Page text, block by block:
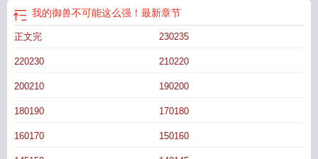
择考入农业大学。哪怕是最大众的异兽，只要被林雾契约就变异为山海经内记载
的强大怪物。大角牛变异为夔牛，吼声震天，叱咤风云，犁地能力直线飙升！长
耳犬摇身一变成为饕餮，吞噬天地，害虫全都嘎嘣脆~咩咩羊进化成白泽，逢凶化
拒，当康催生万物生生不息。林雾直呼：我的御兽不可能这么强！***接档文
赋。别人觉醒强化、洞察、治疗等天赋。自己却能将华夏神话传说中的妖魔召唤
过来！苍茫森林，通明石猴双眼射出万丈金光。浩渺大海，恐怖巨鲲冲天而起化
我的御兽不可能这么强！ 最新章节
正文完 230235
220230 210220
200210 190200
180190 170180
160170 150160